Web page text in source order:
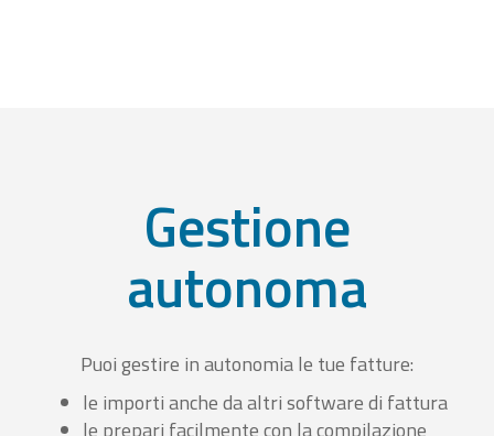
Gestione
autonoma
Puoi gestire in autonomia le tue fatture:
le importi anche da altri software di fattura
le prepari facilmente con la compilazione